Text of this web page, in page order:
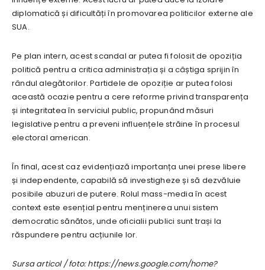
diplomatică și dificultăți în promovarea politicilor externe ale
SUA.
Pe plan intern, acest scandal ar putea fi folosit de opoziția
politică pentru a critica administrația și a câștiga sprijin în
rândul alegătorilor. Partidele de opoziție ar putea folosi
această ocazie pentru a cere reforme privind transparența
și integritatea în serviciul public, propunând măsuri
legislative pentru a preveni influențele străine în procesul
electoral american.
În final, acest caz evidențiază importanța unei prese libere
și independente, capabilă să investigheze și să dezvăluie
posibile abuzuri de putere. Rolul mass-media în acest
context este esențial pentru menținerea unui sistem
democratic sănătos, unde oficialii publici sunt trași la
răspundere pentru acțiunile lor.
Sursa articol / foto: https://news.google.com/home?